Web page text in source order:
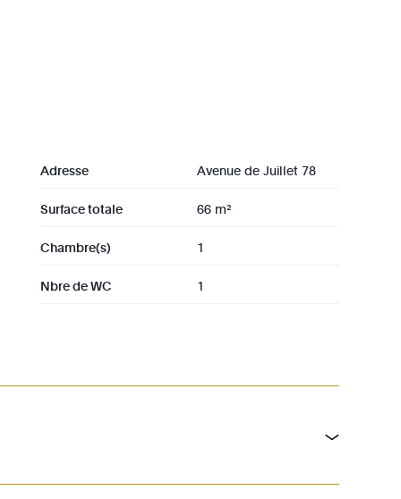
mesure et une salle de douche avec WC.
Adresse Avenue de Juillet 78
Surface totale 66 m²
Chambre(s) 1
Nbre de WC 1